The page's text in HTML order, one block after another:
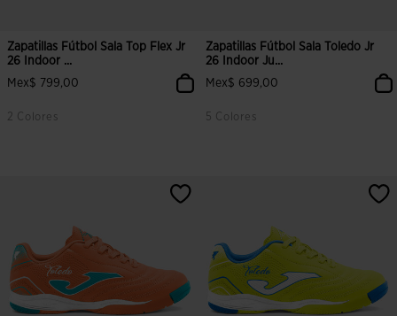
Zapatillas Fútbol Sala Top Flex Jr
26 Indoor ...
Mex$ 799,00
2 Colores
3.9 sobre 5 de valoración de clientes
Zapatillas Fútbol Sala Toledo Jr
26 Indoor Ju...
Mex$ 699,00
5 Colores
3.9 sobre 5 de valoración de